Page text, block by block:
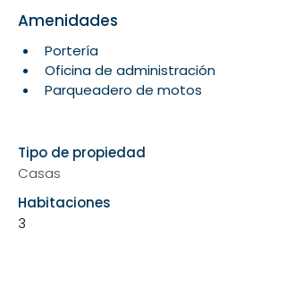
Amenidades
Portería
Oficina de administración
Parqueadero de motos
Tipo de propiedad
Casas
Habitaciones
3